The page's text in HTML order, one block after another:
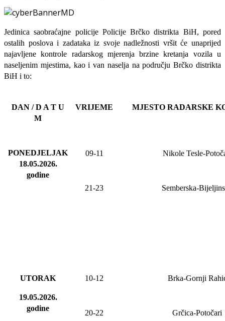
Jedinica saobraćajne policije Policije Brčko distrikta BiH, pored
ostalih poslova i zadataka iz svoje nadležnosti vršit će unaprijed
najavljene kontrole radarskog mjerenja brzine kretanja vozila u
naseljenim mjestima, kao i van naselja na području Brčko distrikta
BiH i to:
DAN / D A T U
M
VRIJEME MJESTO RADARSKE
PONEDJELJAK
18.05.2026.
godine
09-11 Nikole Tesle-
21-23 Semberska-
UTORAK
19.05.2026.
godine
10-12 Brka-Gornji
20-22 Grčica-Potočari